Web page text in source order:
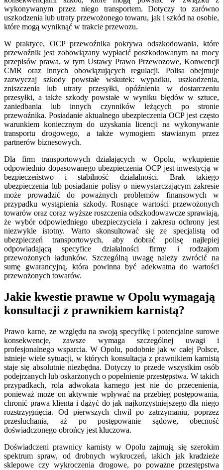
wykonywanym przez niego transportem. Dotyczy to zarówno
uszkodzenia lub utraty przewożonego towaru, jak i szkód na osobie,
które mogą wyniknąć w trakcie przewozu.
W praktyce, OCP przewoźnika pokrywa odszkodowania, które
przewoźnik jest zobowiązany wypłacić poszkodowanym na mocy
przepisów prawa, w tym Ustawy Prawo Przewozowe, Konwencji
CMR oraz innych obowiązujących regulacji. Polisa obejmuje
zazwyczaj szkody powstałe wskutek: wypadku, uszkodzenia,
zniszczenia lub utraty przesyłki, opóźnienia w dostarczeniu
przesyłki, a także szkody powstałe w wyniku błędów w sztuce,
zaniedbania lub innych czynników leżących po stronie
przewoźnika. Posiadanie aktualnego ubezpieczenia OCP jest często
warunkiem koniecznym do uzyskania licencji na wykonywanie
transportu drogowego, a także wymogiem stawianym przez
partnerów biznesowych.
Dla firm transportowych działających w Opolu, wykupienie
odpowiednio dopasowanego ubezpieczenia OCP jest inwestycją w
bezpieczeństwo i stabilność działalności. Brak takiego
ubezpieczenia lub posiadanie polisy o niewystarczającym zakresie
może prowadzić do poważnych problemów finansowych w
przypadku wystąpienia szkody. Rosnące wartości przewożonych
towarów oraz coraz wyższe roszczenia odszkodowawcze sprawiają,
że wybór odpowiedniego ubezpieczyciela i zakresu ochrony jest
niezwykle istotny. Warto skonsultować się ze specjalistą od
ubezpieczeń transportowych, aby dobrać polisę najlepiej
odpowiadającą specyfice działalności firmy i rodzajom
przewożonych ładunków. Szczególną uwagę należy zwrócić na
sumę gwarancyjną, która powinna być adekwatna do wartości
przewożonych towarów.
Jakie kwestie prawne w Opolu wymagają
konsultacji z prawnikiem karnistą?
Prawo karne, ze względu na swoją specyfikę i potencjalne surowe
konsekwencje, zawsze wymaga szczególnej uwagi i
profesjonalnego wsparcia. W Opolu, podobnie jak w całej Polsce,
istnieje wiele sytuacji, w których konsultacja z prawnikiem karnistą
staje się absolutnie niezbędna. Dotyczy to przede wszystkim osób
podejrzanych lub oskarżonych o popełnienie przestępstwa. W takich
przypadkach, rola adwokata karnego jest nie do przecenienia,
ponieważ może on aktywnie wpływać na przebieg postępowania,
chronić prawa klienta i dążyć do jak najkorzystniejszego dla niego
rozstrzygnięcia. Od pierwszych chwil po zatrzymaniu, poprzez
przesłuchania, aż po postępowanie sądowe, obecność
doświadczonego obrońcy jest kluczowa.
Doświadczeni prawnicy karnisty w Opolu zajmują się szerokim
spektrum spraw, od drobnych wykroczeń, takich jak kradzieże
sklepowe czy wykroczenia drogowe, po poważne przestępstwa